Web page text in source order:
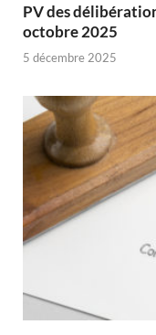
PV des
octobre 2025
5 décembre 2025